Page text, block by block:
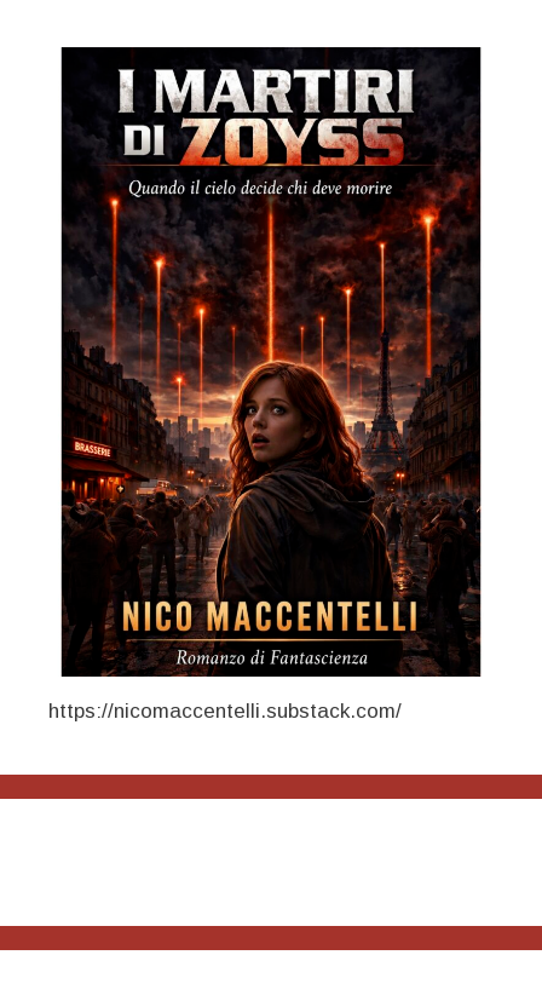
https://nicomaccentelli.substack.com/